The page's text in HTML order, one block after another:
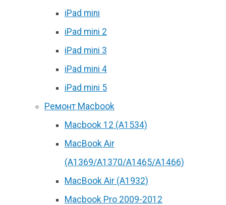
iPad mini
iPad mini 2
iPad mini 3
iPad mini 4
iPad mini 5
Ремонт Macbook
Macbook 12 (А1534)
MacBook Air
(A1369/A1370/A1465/A1466)
MacBook Air (A1932)
Macbook Pro 2009-2012